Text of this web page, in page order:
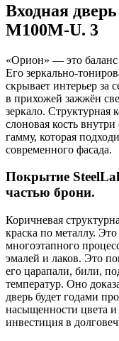
Входная
M100M-U. 3
«Орион» — это
Его зеркально-
скрывает интерьер за
в прихожей зажжён
зеркало. Структурная
слоновая кость
гамму, которая
современного фасада.
Покрытие
частью брони.
Коричневая
краска по металлу.
многоэтапного
эмалей и лаков. Это
его царапали, били,
температур. Оно
дверь будет годами
насыщенности цвета
инвестиция в